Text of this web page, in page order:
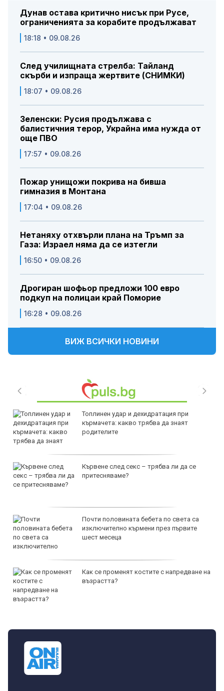
Дунав остава критично нисък при Русе,
ограниченията за корабите продължават
18:18 • 09.08.26
След училищната стрелба: Тайланд
скърби и изпраща жертвите (СНИМКИ)
18:07 • 09.08.26
Зеленски: Русия продължава с
балистичния терор, Украйна има нужда от
още ПВО
17:57 • 09.08.26
Пожар унищожи покрива на бивша
гимназия в Монтана
17:04 • 09.08.26
Нетаняху отхвърли плана на Тръмп за
Газа: Израел няма да се изтегли
16:50 • 09.08.26
Дрогиран шофьор предложи 100 евро
подкуп на полицаи край Поморие
16:28 • 09.08.26
ВИЖ ВСИЧКИ НОВИНИ
Топлинен удар и дехидратация при
кърмачета: какво трябва да знаят
родителите
Кървене след секс – трябва ли да се
притесняваме?
Почти половината бебета по света са
изключително кърмени през първите
шест месеца
Как се променят костите с напредване на
възрастта?